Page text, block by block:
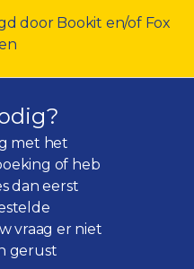
door Bookit en/of Fox
met het
of heb
dan eerst
vraag er niet
gerust